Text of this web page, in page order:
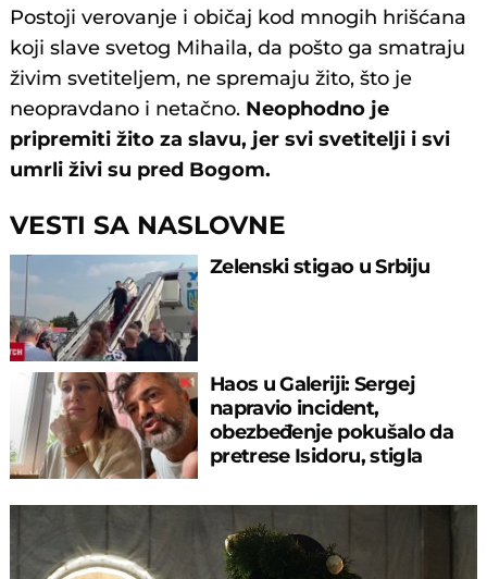
Postoji verovanje i običaj kod mnogih hrišćana
koji slave svetog Mihaila, da pošto ga smatraju
živim svetiteljem, ne spremaju žito, što je
neopravdano i netačno. Neophodno je
pripremiti žito za slavu, jer svi svetitelji i svi
umrli živi su pred Bogom.
VESTI SA NASLOVNE
Zelenski stigao u Srbiju
Haos u Galeriji: Sergej
napravio incident,
obezbeđenje pokušalo da
pretrese Isidoru, stigla